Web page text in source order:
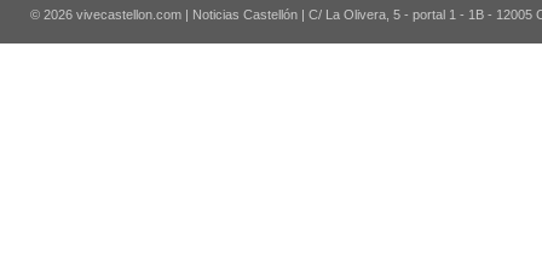
© 2026 vivecastellon.com | Noticias Castellón | C/ La Olivera, 5 - portal 1 - 1B - 12005